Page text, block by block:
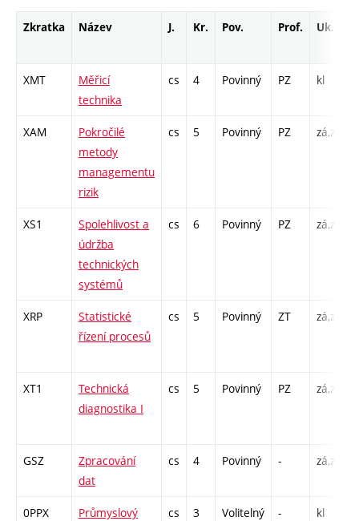
Zkratka Název J. Kr. Pov. Prof. Uk.
XMT
Měřicí
technika
cs 4 Povinný PZ kl
XAM
Pokročilé
metody
managementu
rizik
cs 5 Povinný PZ zá,zk
XS1
Spolehlivost a
údržba
technických
systémů
cs 6 Povinný PZ zá,zk
XRP
Statistické
řízení procesů
cs 5 Povinný ZT zá,zk
XT1
Technická
diagnostika I
cs 5 Povinný PZ zá,zk
GSZ
Zpracování
dat
cs 4 Povinný - zá,zk
0PPX
Průmyslový
cs 3 Volitelný - kl